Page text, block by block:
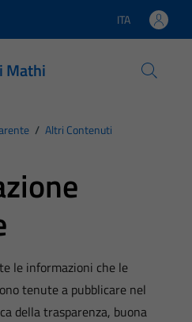
Lingua attiva:
ITA
Mathi
/ Altri Contenuti
le informazioni che le
tenute a pubblicare nel
della trasparenza, buona